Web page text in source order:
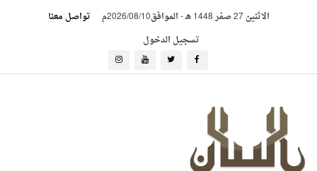
الاثنين 27 صفر 1448 هـ -الموافق2026/08/10م
تواصل معنا
تسجيل الدخول